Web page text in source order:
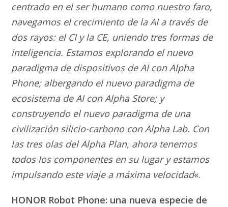
centrado en el ser humano como nuestro faro,
navegamos el crecimiento de la AI a través de
dos rayos: el CI y la CE, uniendo tres formas de
inteligencia. Estamos explorando el nuevo
paradigma de dispositivos de AI con Alpha
Phone; albergando el nuevo paradigma de
ecosistema de AI con Alpha Store; y
construyendo el nuevo paradigma de una
civilización silicio-carbono con Alpha Lab. Con
las tres olas del Alpha Plan, ahora tenemos
todos los componentes en su lugar y estamos
impulsando este viaje a máxima velocidad«.
HONOR Robot Phone: una nueva especie de